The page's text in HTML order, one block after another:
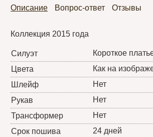
Описание Вопрос-ответ Отзывы
Коллекция 2015 года
Силуэт
Короткое
Цвета
Как на
Шлейф
Нет
Рукав
Нет
Трансформер
Нет
Срок пошива
24 дней